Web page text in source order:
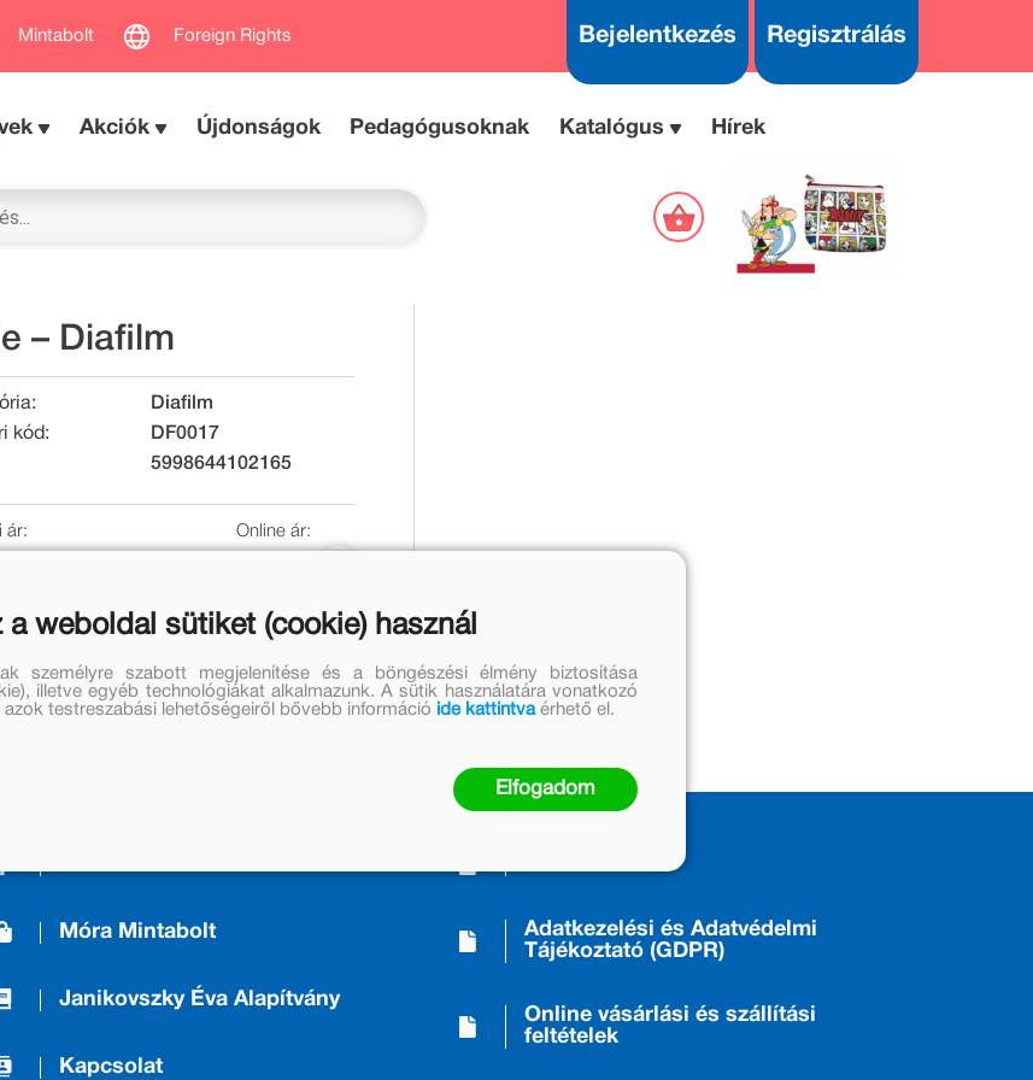
Mintabolt Foreign Rights Bejelentkezés Regisztrálás
Akciók Újdonságok Pedagógusoknak Katalógus Hírek
– Diafilm
Diafilm
kód:
DF0017
5998644102165
ár:
Online ár:
nem rendelhető
Móra Mintabolt
Janikovszky Éva Alapítvány
Kapcsolat
Adatkezelési és Adatvédelmi
Tájékoztató (GDPR)
Online vásárlási és szállítási
feltételek
a weboldal sütiket (cookie) használ
személyre szabott megjelenítése és a böngészési élmény biztosítása
illetve egyéb technológiákat alkalmazunk. A sütik használatára vonatkozó
azok testreszabási lehetőségeiről bővebb információ ide kattintvaérhető el.
Elfogadom